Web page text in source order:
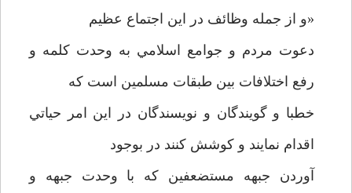
«و از جمله وظائف در اين اجتماع عظيم
دعوت مردم و جوامع اسلامي به وحدت كلمه و
رفع اختلافات بين طبقات مسلمين است كه
خطبا و گويندگان و نويسندگان در اين امر حياتي
اقدام نمايند و كوشش كنند در بوجود
آوردن جبهه مستضعفين كه با وحدت جبهه و